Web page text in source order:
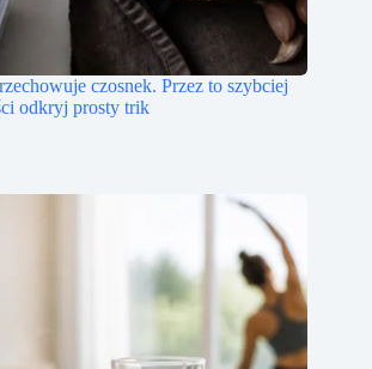
czosnek. Przez to szybciej
odkryj prosty trik